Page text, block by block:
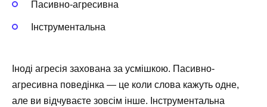
Пасивно-агресивна
Інструментальна
Іноді агресія захована за усмішкою. Пасивно-
агресивна поведінка — це коли слова кажуть одне,
але ви відчуваєте зовсім інше. Інструментальна